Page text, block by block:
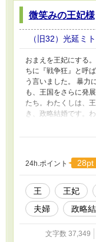
微笑みの王妃様
（旧32）光延ミ
おまえを王妃にする
ちに『戦争狂』と呼
う言いました。 暴力
も、王国をさらに発
たち。わたくしは、
き、政略結婚です。
その先で何が起きた
す。
24h.ポイント 28pt
王 王妃
夫婦
政略
文字数 37,349